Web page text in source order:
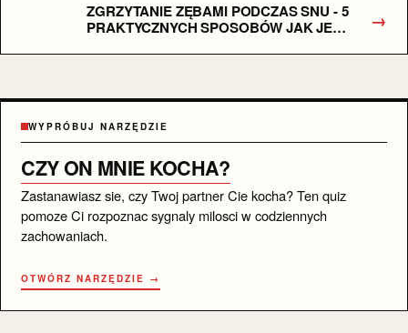
ZGRZYTANIE ZĘBAMI PODCZAS SNU - 5
PRAKTYCZNYCH SPOSOBÓW JAK JE
→
WYPRÓBUJ NARZĘDZIE
CZY ON MNIE KOCHA?
Zastanawiasz sie, czy Twoj partner Cie kocha? Ten quiz
pomoze Ci rozpoznac sygnaly milosci w codziennych
zachowaniach.
OTWÓRZ NARZĘDZIE →